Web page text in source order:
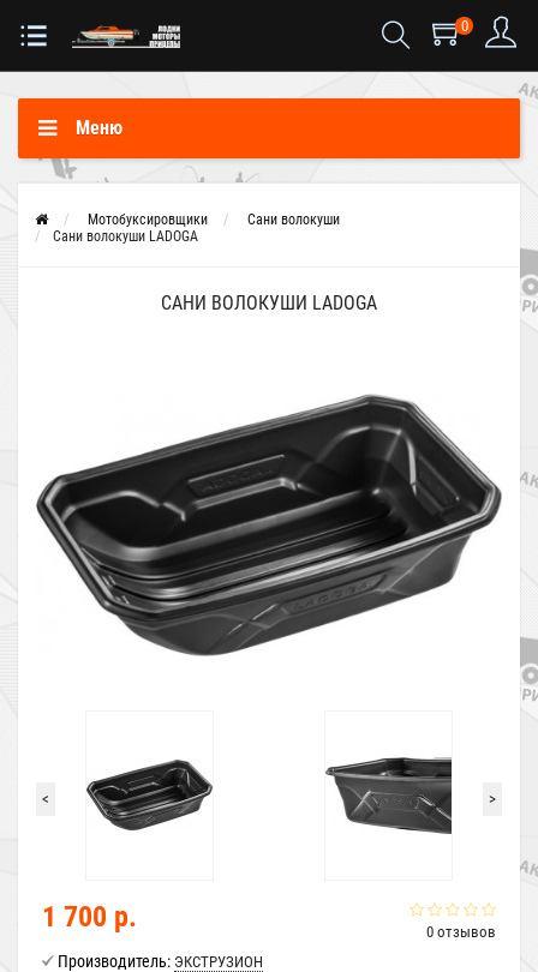
0
Меню
Мотобуксировщики
Сани волокуши
Сани волокуши LADOGA
САНИ ВОЛОКУШИ LADOGA
< >
0 отзывов
1 700 р.
Производитель: ЭКСТРУЗИОН